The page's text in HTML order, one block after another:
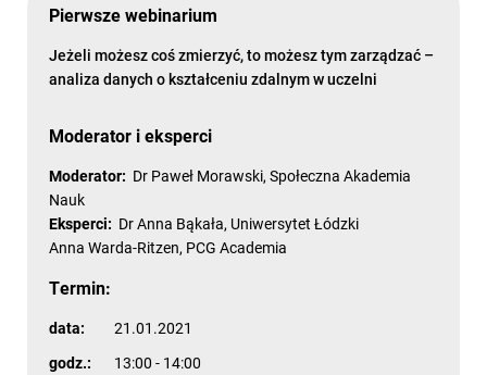
Pierwsze webinarium
Jeżeli możesz coś zmierzyć, to możesz tym zarządzać –
analiza danych o kształceniu zdalnym w uczelni
Moderator i eksperci
Moderator: Dr Paweł Morawski, Społeczna Akademia
Nauk
Eksperci: Dr Anna Bąkała, Uniwersytet Łódzki
Anna Warda-Ritzen, PCG Academia
Termin:
data:
21.01.2021
godz.:
13:00 - 14:00